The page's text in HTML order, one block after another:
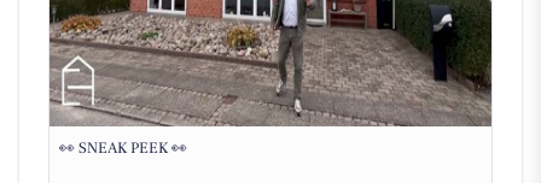
👀 SNEAK PEEK 👀